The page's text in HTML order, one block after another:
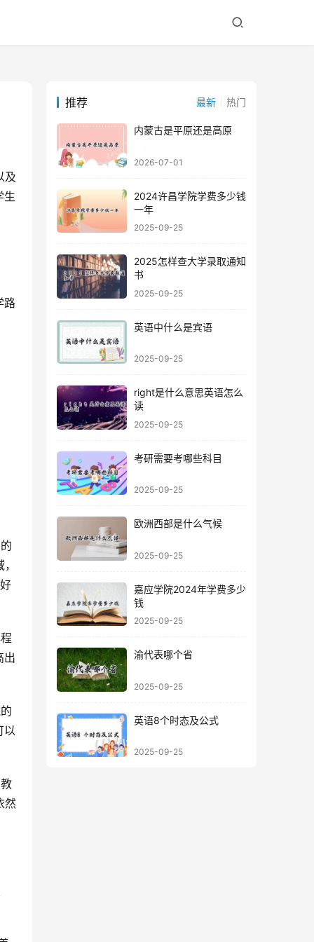
生
路
出
以
然
推荐 最新 热门
内蒙古是平原还是高原
2026-07-01
2024许昌学院学费多少钱
一年
2025-09-25
2025怎样查大学录取通知
书
2025-09-25
英语中什么是宾语
2025-09-25
right是什么意思英语怎么
读
2025-09-25
考研需要考哪些科目
2025-09-25
欧洲西部是什么气候
2025-09-25
嘉应学院2024年学费多少
钱
2025-09-25
渝代表哪个省
2025-09-25
英语8个时态及公式
2025-09-25